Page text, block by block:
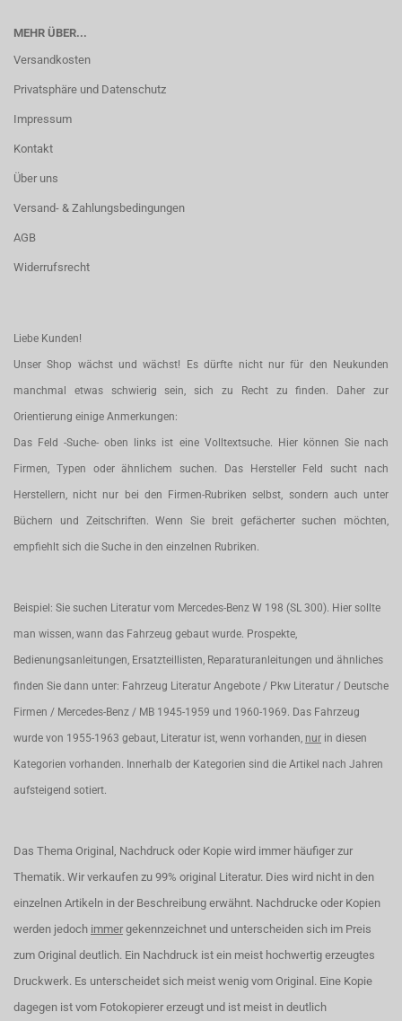
MEHR ÜBER...
Versandkosten
Privatsphäre und Datenschutz
Impressum
Kontakt
Über uns
Versand- & Zahlungsbedingungen
AGB
Widerrufsrecht
Liebe Kunden!
Unser Shop wächst und wächst! Es dürfte nicht nur für den Neukunden
manchmal etwas schwierig sein, sich zu Recht zu finden. Daher zur
Orientierung einige Anmerkungen:
Das Feld -Suche- oben links ist eine Volltextsuche. Hier können Sie nach
Firmen, Typen oder ähnlichem suchen. Das Hersteller Feld sucht nach
Herstellern, nicht nur bei den Firmen-Rubriken selbst, sondern auch unter
Büchern und Zeitschriften. Wenn Sie breit gefächerter suchen möchten,
empfiehlt sich die Suche in den einzelnen Rubriken.
Beispiel: Sie suchen Literatur vom Mercedes-Benz W 198 (SL 300). Hier sollte
man wissen, wann das Fahrzeug gebaut wurde. Prospekte,
Bedienungsanleitungen, Ersatzteillisten, Reparaturanleitungen und ähnliches
finden Sie dann unter: Fahrzeug Literatur Angebote / Pkw Literatur / Deutsche
Firmen / Mercedes-Benz / MB 1945-1959 und 1960-1969. Das Fahrzeug
wurde von 1955-1963 gebaut, Literatur ist, wenn vorhanden, nur in diesen
Kategorien vorhanden. Innerhalb der Kategorien sind die Artikel nach Jahren
aufsteigend sotiert.
Das Thema Original, Nachdruck oder Kopie wird immer häufiger zur
Thematik. Wir verkaufen zu 99% original Literatur. Dies wird nicht in den
einzelnen Artikeln in der Beschreibung erwähnt. Nachdrucke oder Kopien
werden jedoch immer gekennzeichnet und unterscheiden sich im Preis
zum Original deutlich. Ein Nachdruck ist ein meist hochwertig erzeugtes
Druckwerk. Es unterscheidet sich meist wenig vom Original. Eine Kopie
dagegen ist vom Fotokopierer erzeugt und ist meist in deutlich